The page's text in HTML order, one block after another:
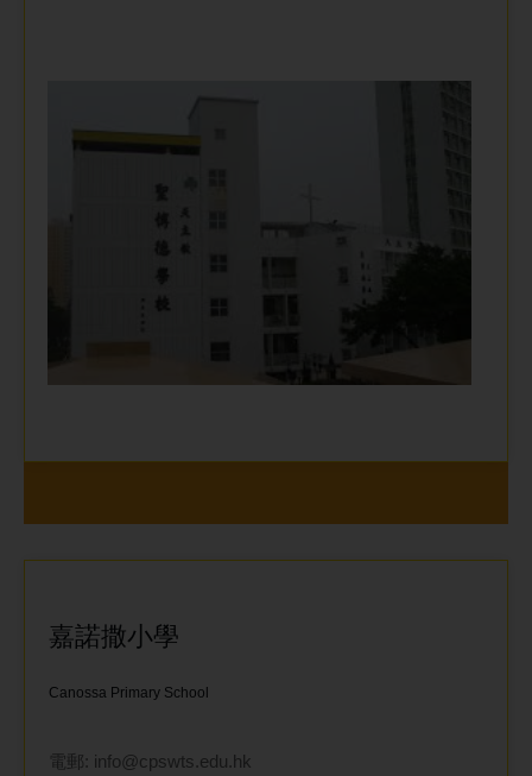
嘉諾撒小學
Canossa Primary School
電郵: info@cpswts.edu.hk